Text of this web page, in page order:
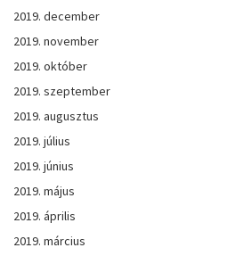
2019. december
2019. november
2019. október
2019. szeptember
2019. augusztus
2019. július
2019. június
2019. május
2019. április
2019. március